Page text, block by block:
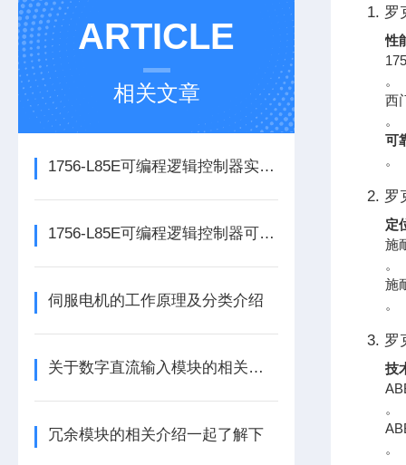
ARTICLE
相关文章
1756-L85E可编程逻辑控制器实操应用常见问题分析及解决方法探讨
1756-L85E可编程逻辑控制器可满足多行业自动化精准控制需求
伺服电机的工作原理及分类介绍
关于数字直流输入模块的相关介绍
冗余模块的相关介绍一起了解下
1. 罗
性
。
西
。
可
。
2. 罗
定
施
。
施
。
3. 罗
技
。
。